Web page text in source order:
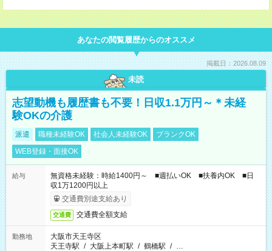
あなたの閲覧履歴からのオススメ
掲載日：2026.08.09
未読
志望動機も履歴書も不要！日収1.1万円～＊未経
験OKの介護
派遣 職種未経験OK 社会人未経験OK
ブランクOK
WEB登録・面接OK
給与
無資格未経験：時給1400円～ ■週払いOK ■扶養内OK ■日
収1万1200円以上
交通費別途支給あり
交通費 交通費全額支給
勤務地
大阪市天王寺区
天王寺駅 / 大阪上本町駅 / 鶴橋駅 / …